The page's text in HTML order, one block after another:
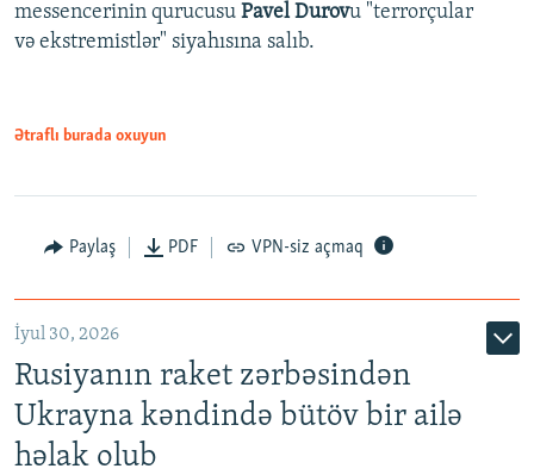
messencerinin qurucusu Pavel Durovu "terrorçular
və ekstremistlər" siyahısına salıb.
Ətraflı burada oxuyun
Paylaş PDF VPN-siz açmaq
İyul 30, 2026
Rusiyanın raket zərbəsindən
Ukrayna kəndində bütöv bir ailə
həlak olub